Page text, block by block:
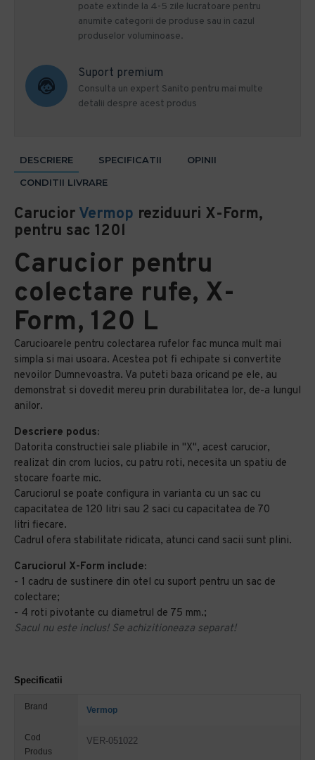
poate extinde la 4-5 zile lucratoare pentru
anumite categorii de produse sau in cazul
produselor voluminoase.
Suport premium
Consulta un expert Sanito pentru mai multe
detalii despre acest produs
DESCRIERE SPECIFICATII
OPINII
CONDITII LIVRARE
Carucior Vermop reziduuri X-Form,
pentru sac 120l
Carucior pentru
colectare rufe, X-
Form, 120 L
Carucioarele pentru colectarea rufelor fac munca mult mai
simpla si mai usoara. Acestea pot fi echipate si convertite
nevoilor Dumnevoastra. Va puteti baza oricand pe ele, au
demonstrat si dovedit mereu prin durabilitatea lor, de-a lungul
anilor.
Descriere podus:
Datorita constructiei sale pliabile in "X", acest carucior,
realizat din crom lucios, cu patru roti, necesita un spatiu de
stocare foarte mic.
Caruciorul se poate configura in varianta cu un sac cu
capacitatea de 120 litri sau 2 saci cu capacitatea de 70
litri fiecare.
Cadrul ofera stabilitate ridicata, atunci cand sacii sunt plini.
Caruciorul X-Form include:
- 1 cadru de sustinere din otel cu suport pentru un sac de
colectare;
- 4 roti pivotante cu diametrul de 75 mm.;
Sacul nu este inclus! Se achizitioneaza separat!
Specificatii
Brand Vermop
Cod
Produs
VER-051022